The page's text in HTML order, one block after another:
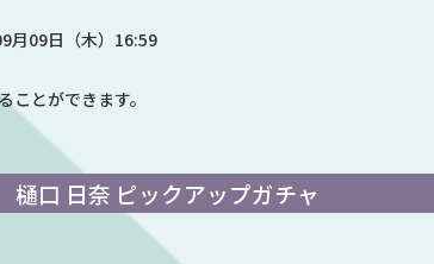
月09日（木）16:59
とができます。
樋口 日奈 ピックアップガチャ